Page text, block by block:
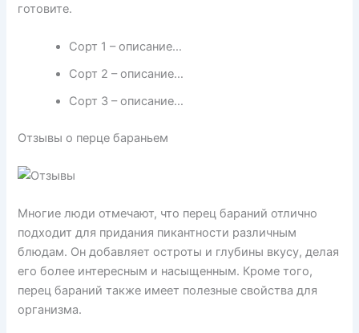
готовите.
Сорт 1 – описание…
Сорт 2 – описание…
Сорт 3 – описание…
Отзывы о перце бараньем
Многие люди отмечают, что перец бараний отлично
подходит для придания пикантности различным
блюдам. Он добавляет остроты и глубины вкусу, делая
его более интересным и насыщенным. Кроме того,
перец бараний также имеет полезные свойства для
организма.